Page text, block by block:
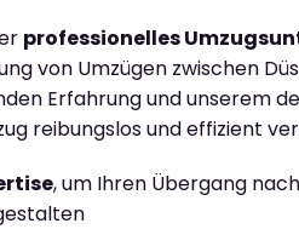
professionelles
von Umzügen zwischen
Erfahrung und unserem
reibungslos und effizient
, um Ihren Übergang